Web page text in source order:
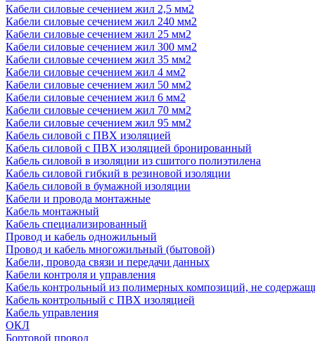
Кабели силовые сечением жил 2,5 мм2
Кабели силовые сечением жил 240 мм2
Кабели силовые сечением жил 25 мм2
Кабели силовые сечением жил 300 мм2
Кабели силовые сечением жил 35 мм2
Кабели силовые сечением жил 4 мм2
Кабели силовые сечением жил 50 мм2
Кабели силовые сечением жил 6 мм2
Кабели силовые сечением жил 70 мм2
Кабели силовые сечением жил 95 мм2
Кабель силовой с ПВХ изоляцией
Кабель силовой с ПВХ изоляцией бронированный
Кабель силовой в изоляции из сшитого полиэтилена
Кабель силовой гибкий в резиновой изоляции
Кабель силовой в бумажной изоляции
Кабели и провода монтажные
Кабель монтажный
Кабель специализированный
Провод и кабель одножильный
Провод и кабель многожильный (бытовой)
Кабели, провода связи и передачи данных
Кабели контроля и управления
Кабель контрольный из полимерных композиций, не
Кабель контрольный с ПВХ изоляцией
Кабель управления
ОКЛ
Бортовой провод